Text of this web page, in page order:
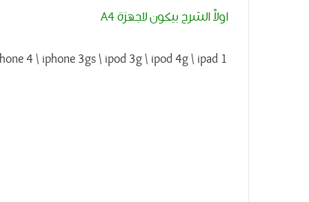
اولاً الشرح بيكون لاجهزة A4
4 \ iphone 3gs \ ipod 3g \ ipod 4g \ ipad 1